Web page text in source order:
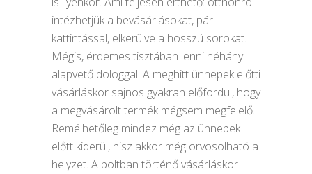
intézhetjük a bevásárlásokat, pár
kattintással, elkerülve a hosszú sorokat.
Mégis, érdemes tisztában lenni néhány
alapvető dologgal. A meghitt ünnepek előtti
vásárláskor sajnos gyakran előfordul, hogy
a megvásárolt termék mégsem megfelelő.
Remélhetőleg mindez még az ünnepek
előtt kiderül, hisz akkor még orvosolható a
helyzet. A boltban történő vásárláskor